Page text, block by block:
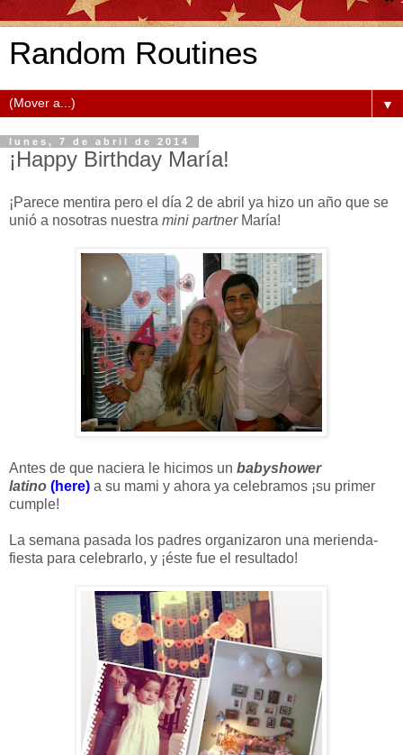
Random Routines
▼
lunes, 7 de abril de 2014
¡Happy Birthday María!
¡Parece mentira pero el día 2 de abril ya hizo un año que se
unió a nosotras nuestra mini partnerMaría!
Antes de que naciera le hicimos un babyshower
latino (here) a su mami y ahora ya celebramos ¡su primer
cumple!
La semana pasada los padres organizaron una merienda-
fiesta para celebrarlo, y ¡éste fue el resultado!